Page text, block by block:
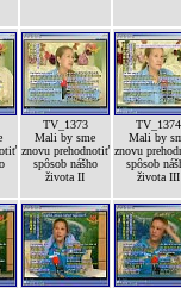
TV_1373
Mali by sme
znovu prehodnotiť
spôsob nášho
života II
TV_1374
Mali by
znovu
spôsob
života III